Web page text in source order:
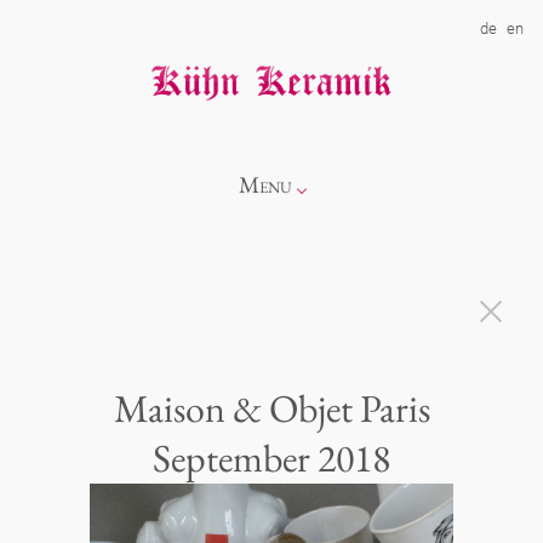
de en
Menu
Neuheiten
Alice
Showroom
Über uns
Maison & Objet Paris
September 2018